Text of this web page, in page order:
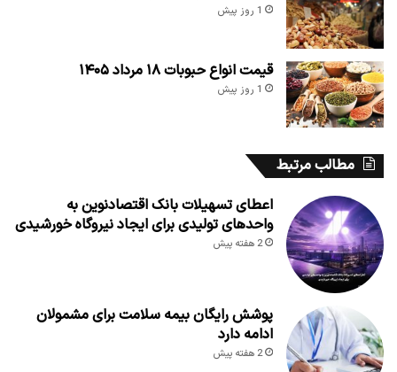
1 روز پیش
قیمت انواع حبوبات ۱۸ مرداد ۱۴۰۵
1 روز پیش
مطالب مرتبط
اعطای تسهیلات بانک اقتصادنوین به
واحدهای تولیدی برای ایجاد نیروگاه خورشیدی
2 هفته پیش
پوشش رایگان بیمه سلامت برای مشمولان
ادامه دارد
2 هفته پیش